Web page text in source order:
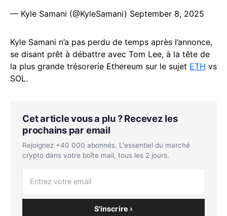
— Kyle Samani (@KyleSamani) September 8, 2025
Kyle Samani n’a pas perdu de temps après l’annonce,
se disant prêt à débattre avec Tom Lee, à la tête de
la plus grande trésorerie Ethereum sur le sujet ETH vs
SOL.
Cet article vous a plu ? Recevez les
prochains par email
Rejoignez +40 000 abonnés. L'essentiel du marché
crypto dans votre boîte mail, tous les 2 jours.
S'inscrire ›